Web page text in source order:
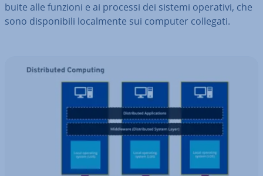
bui­te alle funzioni e ai processi dei sistemi operativi, che
sono di­spo­ni­bi­li lo­cal­men­te sui computer collegati.